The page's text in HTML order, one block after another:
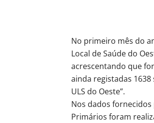
No primeiro mês do
Local de Saúde do
acrescentando que
ainda registadas
ULS do Oeste”.
Nos dados
Primários foram